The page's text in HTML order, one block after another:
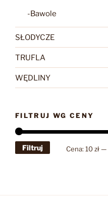
-Bawole
SŁODYCZE
TRUFLA
WĘDLINY
FILTRUJ WG CENY
Cena
Cena
Filtruj Cena: 10 zł—